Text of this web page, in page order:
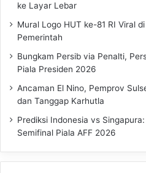
ke Layar Lebar
Mural Logo HUT ke-81 RI Viral
Pemerintah
Bungkam Persib via Penalti,
Piala Presiden 2026
Ancaman El Nino, Pemprov
dan Tanggap Karhutla
Prediksi Indonesia vs
Semifinal Piala AFF 2026